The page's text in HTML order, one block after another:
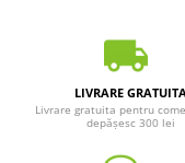
LIVRARE
Livrare gratuita pentru
depășesc 300 lei